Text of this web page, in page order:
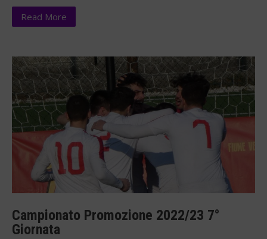
Read More
Campionato Promozione 2022/23 7°
Giornata